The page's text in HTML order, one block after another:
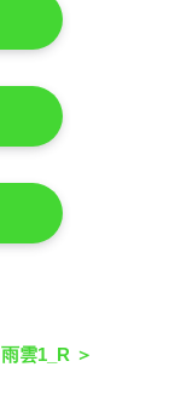
雨雲1_R ＞